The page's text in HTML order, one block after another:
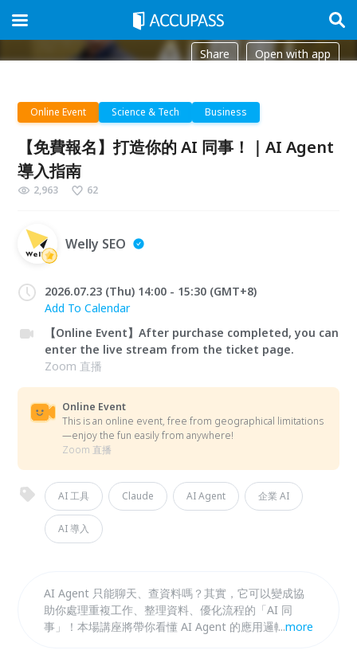
Share Open with app
Online Event Science & Tech Business
【免費報名】打造你的 AI 同事！｜AI Agent
導入指南
2,963 62
Welly SEO
2026.07.23 (Thu) 14:00 - 15:30 (GMT+8)
Add To Calendar
【Online Event】After purchase completed, you can
enter the live stream from the ticket page.
Zoom 直播
Online Event
This is an online event, free from geographical limitations
—enjoy the fun easily from anywhere!
Zoom 直播
AI 工具 Claude AI Agent 企業 AI
AI 導入
AI Agent 只能聊天、查資料嗎？其實，它可以變成協
助你處理重複工作、整理資料、優化流程的「AI 同
事」！本場講座將帶你看懂 AI Agent 的應用邏輯，並
...more